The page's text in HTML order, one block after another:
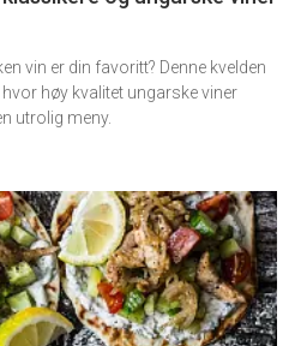
vin er din favoritt? Denne kvelden
høy kvalitet ungarske viner
utrolig meny.